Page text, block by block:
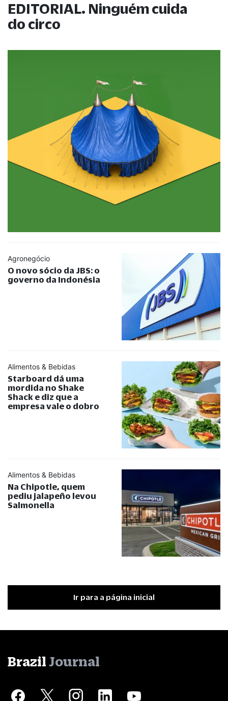
EDITORIAL. Ninguém cuida
do circo
Agronegócio
O novo sócio da JBS: o
governo da Indonésia
Alimentos & Bebidas
Starboard dá uma
mordida no Shake
Shack e diz que a
empresa vale o dobro
Alimentos & Bebidas
Na Chipotle, quem
pediu jalapeño levou
Salmonella
Ir para a página inicial
Brazil Journal